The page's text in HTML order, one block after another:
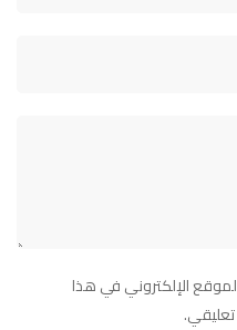
الإلكتروني في هذا